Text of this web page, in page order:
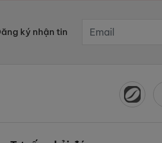
ký nhận tin